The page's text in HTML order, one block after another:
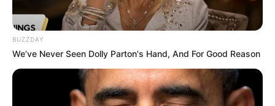
BUZZDAY
We’ve Never Seen Dolly Parton's Hand, And For Good Reason